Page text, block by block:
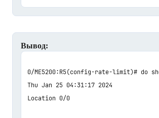
Вывод:
0/ME5200:R5(config-rate-limit)# do
Thu Jan 25 04:31:17 2024
Location 0/0